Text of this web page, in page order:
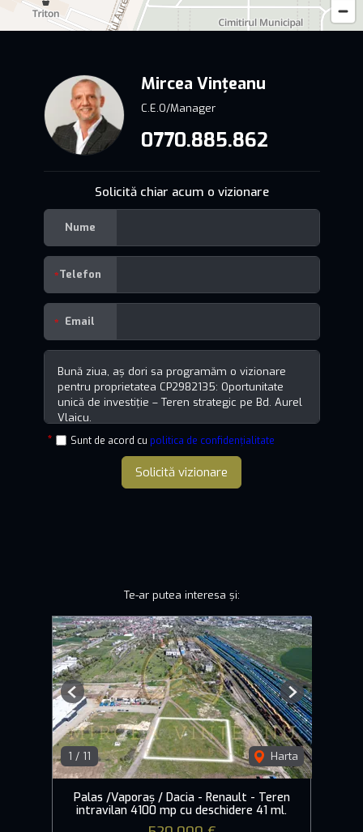
Mircea Vințeanu
C.E.O/Manager
0770.885.862
Solicită chiar acum o vizionare
Nume
Telefon
Email
Sunt de acord cu politica de confidențialitate
Solicită vizionare
Te-ar putea interesa și:
1 / 11 Harta
Previous Next
Palas /Vaporaș / Dacia - Renault - Teren
intravilan 4100 mp cu deschidere 41 ml.